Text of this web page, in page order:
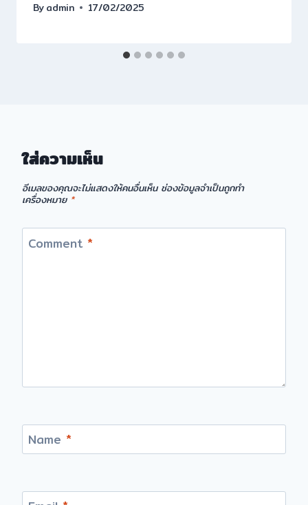
Byadmin 17/02/2025
ใส่ความเห็น
อีเมลของคุณจะไม่แสดงให้คนอื่นเห็น ช่องข้อมูลจำเป็นถูกทำ
เครื่องหมาย *
Comment *
Name *